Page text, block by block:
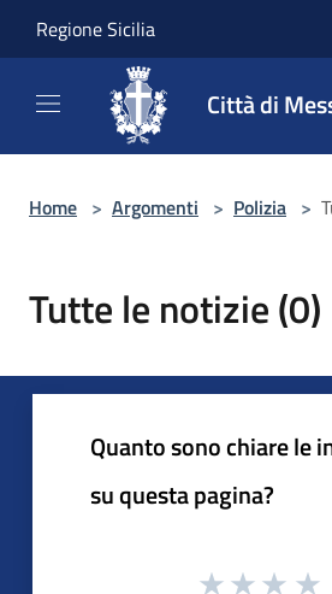
Regione Sicilia
Città di
Home > Argomenti > Polizia >
Tutte le notizie (0)
Quanto sono chiare le
su questa pagina?